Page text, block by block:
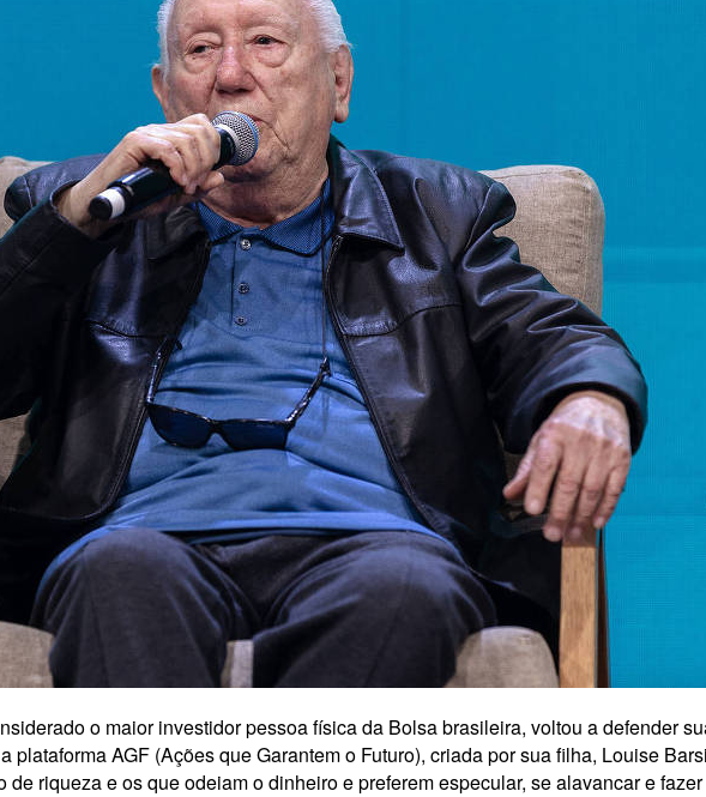
o maior investidor pessoa física da Bolsa brasileira, voltou a defender
plataforma AGF (Ações que Garantem o Futuro), criada por sua filha, Louise
riqueza e os que odeiam o dinheiro e preferem especular, se alavancar e